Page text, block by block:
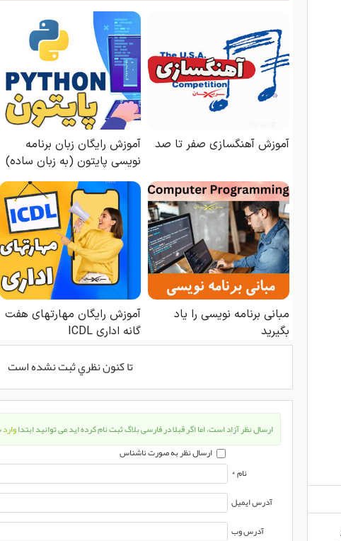
تا كنون نظري ثبت نشده است
ارسال نظر آزاد است، اما اگر قبلا در فارسی بلاگ ثبت نام کرده اید می توانید ابتداوارد
ارسال نظر به صورت ناشناس
نام *
آدرس ایمیل
آدرس وب